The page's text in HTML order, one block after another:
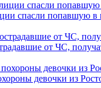
спасли попавшую в
от ЧС,
девочки из